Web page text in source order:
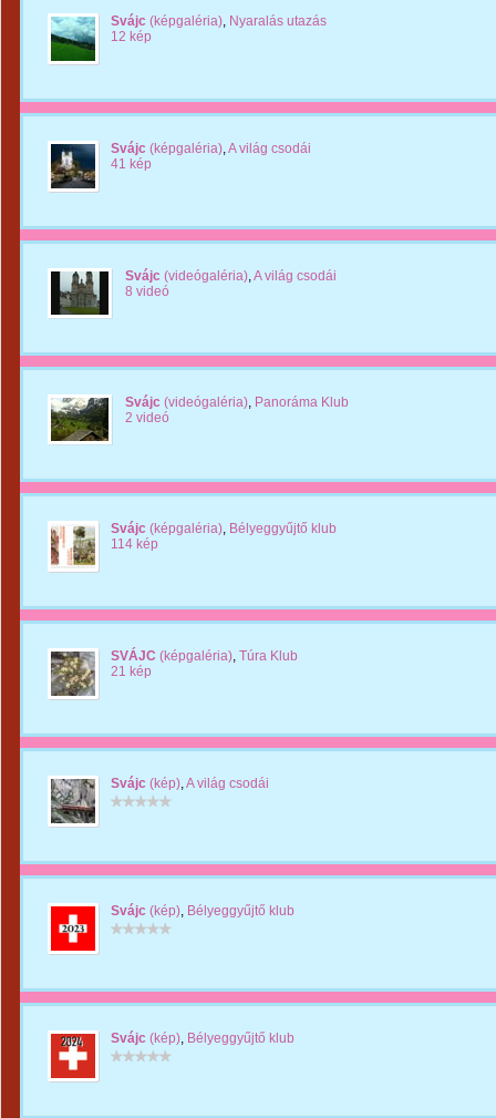
Svájc (képgaléria), Nyaralás utazás
12 kép
Svájc (képgaléria),A világ csodái
41 kép
Svájc (videógaléria),A világ csodái
8 videó
Svájc (videógaléria), Panoráma Klub
2 videó
Svájc (képgaléria), Bélyeggyűjtő klub
114 kép
SVÁJC (képgaléria), Túra Klub
21 kép
Svájc (kép),A világ csodái
Svájc (kép), Bélyeggyűjtő klub
Svájc (kép), Bélyeggyűjtő klub